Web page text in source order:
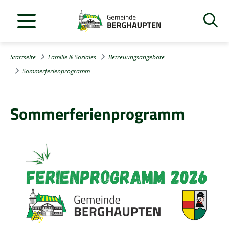
Startseite Familie & Soziales
Betreuungsangebote
Sommerferienprogramm
Sommerferienprogramm